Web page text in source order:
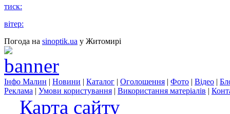
тиск:
вітер:
Погода на sinoptik.ua у Житомирі
Інфо Малин Новини Каталог Оголошення Фото Відео
Реклама
Умови користування Використання матеріалів
Карта сайту